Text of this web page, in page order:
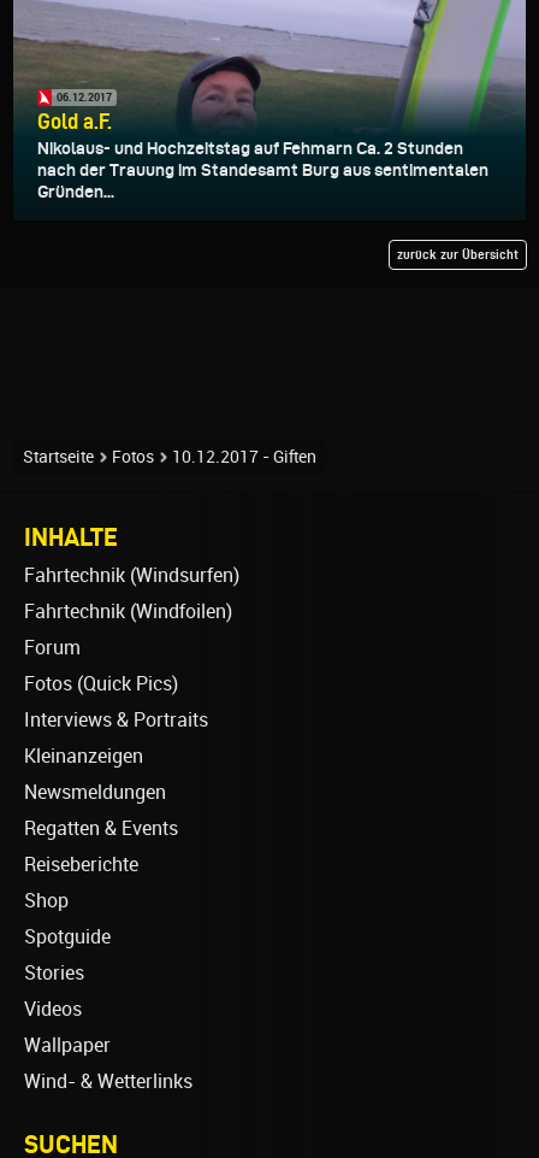
06.12.2017
Gold a.F.
Nikolaus- und Hochzeitstag auf Fehmarn Ca. 2 Stunden
nach der Trauung im Standesamt Burg aus sentimentalen
Gründen...
zurück zur Übersicht
Startseite Fotos 10.12.2017 - Giften
INHALTE
Fahrtechnik (Windsurfen)
Fahrtechnik (Windfoilen)
Forum
Fotos (Quick Pics)
Interviews & Portraits
Kleinanzeigen
Newsmeldungen
Regatten & Events
Reiseberichte
Shop
Spotguide
Stories
Videos
Wallpaper
Wind- & Wetterlinks
SUCHEN